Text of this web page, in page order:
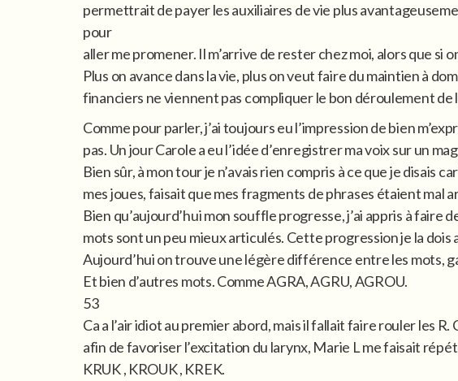
permettrait de payer les auxiliaires de vie plus
pour
aller me promener. Il m’arrive de rester chez moi, alors que si
Plus on avance dans la vie, plus on veut faire du maintien à
financiers ne viennent pas compliquer le bon déroulement de
Comme pour parler, j’ai toujours eu l’impression de bien
pas. Un jour Carole a eu l’idée d’enregistrer ma voix sur un
Bien sûr, à mon tour je n’avais rien compris à ce que je disais
mes joues, faisait que mes fragments de phrases étaient mal
Bien qu’aujourd’hui mon souffle progresse, j’ai appris à
mots sont un peu mieux articulés. Cette progression je la
Aujourd’hui on trouve une légère différence entre les mots,
Et bien d’autres mots. Comme AGRA, AGRU, AGROU.
53
Ca a l’air idiot au premier abord, mais il fallait faire rouler les
afin de favoriser l’excitation du larynx, Marie L me faisait
KRUK , KROUK , KREK.